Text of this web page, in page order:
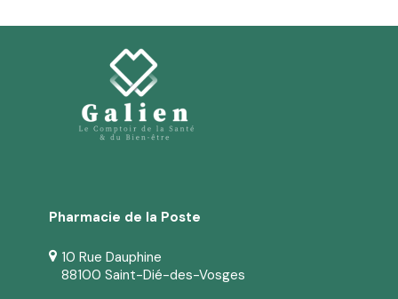
Pharmacie de la Poste
10 Rue Dauphine
88100 Saint-Dié-des-Vosges